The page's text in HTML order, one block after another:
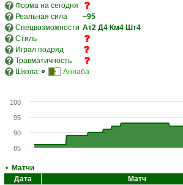
Форма на сегодня
Реальная сила
~95
Спецвозможности Ат2 Д4 Км4 Шт4
Стиль
Играл подряд
Травматичность
Школа:
Аннаба
85
90
95
100
• Матчи
Дата
Матч